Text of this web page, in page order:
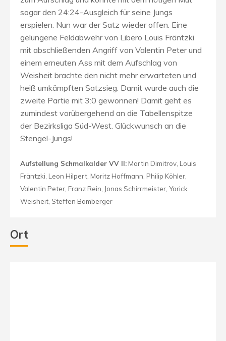
sogar den 24:24-Ausgleich für seine Jungs
erspielen. Nun war der Satz wieder offen. Eine
gelungene Feldabwehr von Libero Louis Fräntzki
mit abschließenden Angriff von Valentin Peter und
einem erneuten Ass mit dem Aufschlag von
Weisheit brachte den nicht mehr erwarteten und
heiß umkämpften Satzsieg. Damit wurde auch die
zweite Partie mit 3:0 gewonnen! Damit geht es
zumindest vorübergehend an die Tabellenspitze
der Bezirksliga Süd-West. Glückwunsch an die
Stengel-Jungs!
Aufstellung Schmalkalder VV II: Martin Dimitrov, Louis
Fräntzki, Leon Hilpert, Moritz Hoffmann, Philip Köhler,
Valentin Peter, Franz Rein, Jonas Schirrmeister, Yorick
Weisheit, Steffen Bamberger
Ort